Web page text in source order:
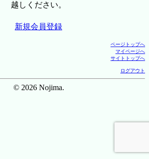
越しください。
新規会員登録
ページトップへ
マイページへ
サイトトップへ
ログアウト
© 2026 Nojima.